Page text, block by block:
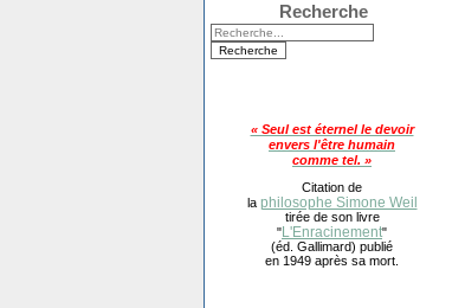
Recherche
« Seul est éternel le devoir
envers l'être humain
comme tel. »
Citation de
la philosophe Simone Weil
tirée de son livre
"L'Enracinement"
(éd. Gallimard) publié
en 1949 après sa mort.